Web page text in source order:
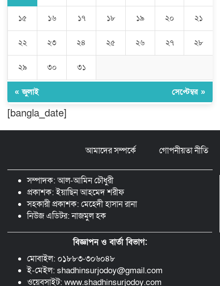
মুন্সীগঞ্জের টংগীবাড়ীতে ৭ ফুট ৬ ইঞ্চি উচ্চতার
ঘণ্টার পর ঘণ্টা বিদ্যুৎহীন মৌলভীবাজার:
অতিরিক্ত বিলে দিশেহারা গ্রাহক, তীব্র ক্ষোভ
এসোসিয়েশন’র পক্ষ থেকে নগদ অর্থ বিতরণ
গ্রেফতার ১ সিল-স্টাম্প প্যাড জব্দ।
১৫ ১৬ ১৭ ১৮ ১৯ ২০ ২১
২২ ২৩ ২৪ ২৫ ২৬ ২৭ ২৮
২৯ ৩০ ৩১
« জুলাই সেপ্টেম্বর »
[bangla_date]
আমাদের সম্পর্কে গোপনীয়তা নীতি
সম্পাদক: আল-আমিন চৌধুরী
প্রকাশক: ইয়াছিন আহমেদ শরীফ
সহকারী প্রকাশক: মেহেদী হাসান রানা
নিউজ এডিটর: নাজমুল হক
বিজ্ঞাপন ও বার্তা বিভাগ:
মোবাইল: ০১৮৮৩-৩০৬০৪৮
ই-মেইল: shadhinsurjodoy@gmail.com
ওয়েবসাইট: www.shadhinsurjodoy.com